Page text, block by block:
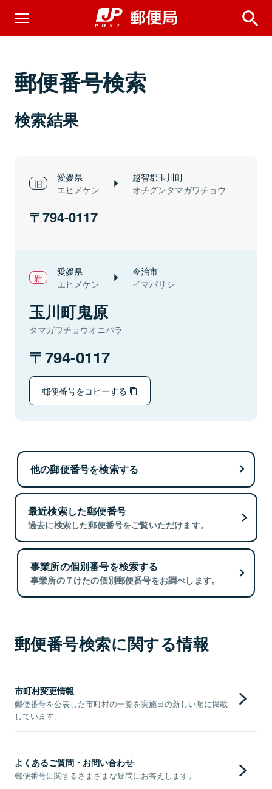
郵便番号検索
検索結果
愛媛県
エヒメケン
越智郡玉川町
オチグンタマガワチョウ
794-0117
愛媛県
エヒメケン
今治市
イマバリシ
玉川町鬼原
タマガワチョウオニバラ
794-0117
郵便番号をコピーする
他の郵便番号を検索する
最近検索した郵便番号
過去に検索した郵便番号をご覧いただけます。
事業所の個別番号を検索する
事業所の７けたの個別郵便番号をお調べします。
郵便番号検索に関する情報
市町村変更情報
郵便番号を公表した市町村の一覧を実施日の新しい順に掲載
しています。
よくあるご質問・お問い合わせ
郵便番号に関するさまざまな疑問にお答えします。